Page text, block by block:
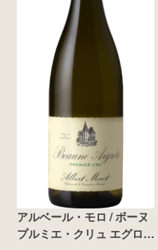
アルベール・モロ / ボーヌ
プルミエ・クリュ エグロ